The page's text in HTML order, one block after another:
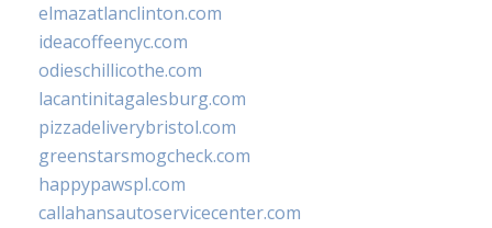
elmazatlanclinton.com
ideacoffeenyc.com
odieschillicothe.com
lacantinitagalesburg.com
pizzadeliverybristol.com
greenstarsmogcheck.com
happypawspl.com
callahansautoservicecenter.com